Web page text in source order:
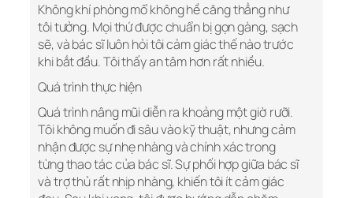
Không khí phòng mổ không hề căng thẳng như
tôi tưởng. Mọi thứ được chuẩn bị gọn gàng, sạch
sẽ, và bác sĩ luôn hỏi tôi cảm giác thế nào trước
khi bắt đầu. Tôi thấy an tâm hơn rất nhiều.
Quá trình thực hiện
Quá trình nâng mũi diễn ra khoảng một giờ rưỡi.
Tôi không muốn đi sâu vào kỹ thuật, nhưng cảm
nhận được sự nhẹ nhàng và chính xác trong
từng thao tác của bác sĩ. Sự phối hợp giữa bác sĩ
và trợ thủ rất nhịp nhàng, khiến tôi ít cảm giác